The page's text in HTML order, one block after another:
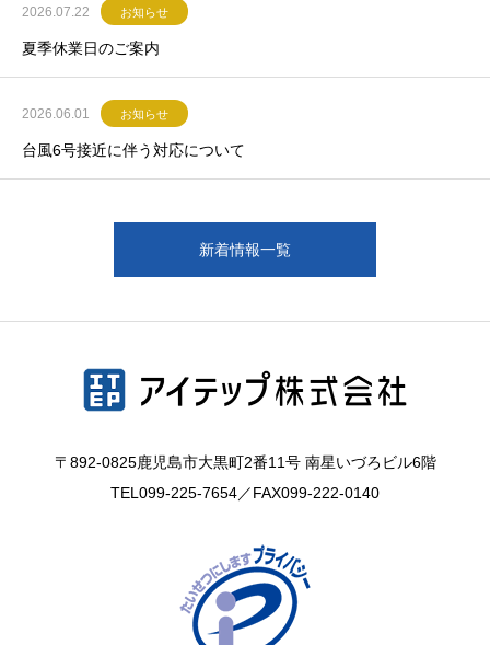
2026.07.22 お知らせ
夏季休業日のご案内
2026.06.01 お知らせ
台風6号接近に伴う対応について
新着情報一覧
〒892-0825鹿児島市大黒町2番11号 南星いづろビル6階
TEL 099-225-7654／FAX099-222-0140